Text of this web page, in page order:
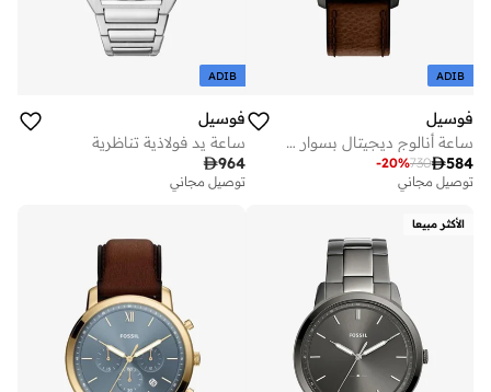
ADIB
فوسيل
ساعة أنالوج ديجيتال بسوار من الجلد والفولاذ المقاوم للصدأ
584
730
-20%
توصيل مجاني
ADIB
فوسيل
ساعة يد فولاذية تناظرية
964
توصيل مجاني
الأكثر مبيعا